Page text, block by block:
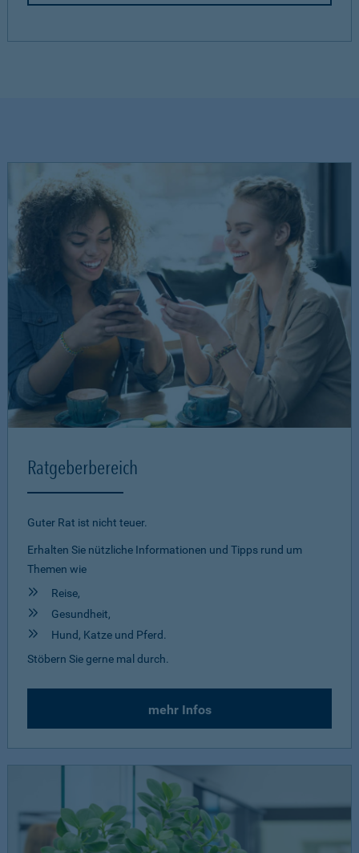
Ratgeberbereich
Guter Rat ist nicht teuer.
Erhalten Sie nützliche Informationen und Tipps rund um
Themen wie
Reise,
Gesundheit,
Hund, Katze und Pferd.
Stöbern Sie gerne mal durch.
mehr Infos